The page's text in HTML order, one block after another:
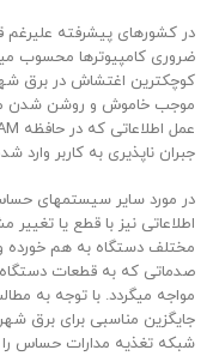
در کشورهای پیشرفته
ضروری کامپیوترها محسوب
کوچکترین اغتشاش در برق
جبران­ ناپذیری به کاربر وارد
در مورد سایر سیستم­های
اطلاعاتی نیز با قطع یا
مختلف دستگاه به هم خورده و
صدماتی که به قطعات دستگاه
مواجه می­گردد. با توجه به
جایگزین مناسبی برای برق
شبکه تغذیه مدارات حساس را